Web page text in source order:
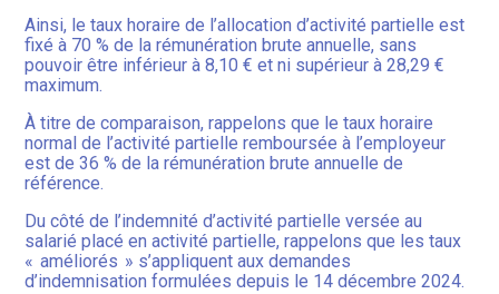
Ainsi, le taux horaire de l’allocation d’activité partielle est
fixé à 70 % de la rémunération brute annuelle, sans
pouvoir être inférieur à 8,10 € et ni supérieur à 28,29 €
maximum.
À titre de comparaison, rappelons que le taux horaire
normal de l’activité partielle remboursée à l’employeur
est de 36 % de la rémunération brute annuelle de
référence.
Du côté de l’indemnité d’activité partielle versée au
salarié placé en activité partielle, rappelons que les taux
« améliorés » s’appliquent aux demandes
d’indemnisation formulées depuis le 14 décembre 2024.